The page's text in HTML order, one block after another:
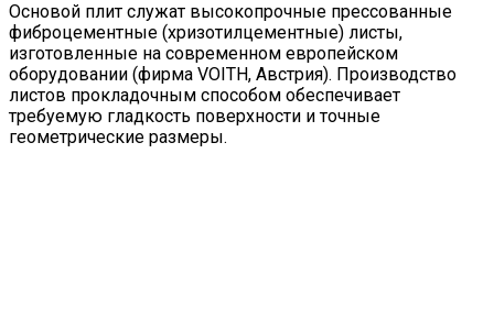
Основой плит служат высокопрочные прессованные
фиброцементные (хризотилцементные) листы,
изготовленные на современном европейском
оборудовании (фирма VOITH, Австрия). Производство
листов прокладочным способом обеспечивает
требуемую гладкость поверхности и точные
геометрические размеры.